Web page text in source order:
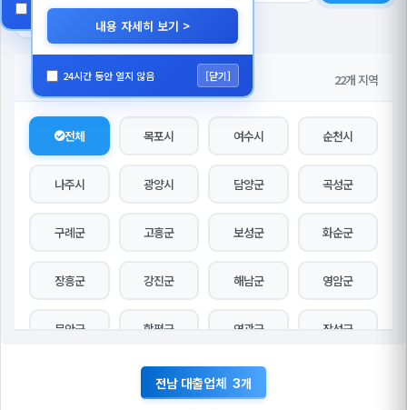
24시간 동안 열지 않음 [닫기]
내용 자세히 보기 >
24시간 동안 열지 않음 [닫기]
경남
전남 세부 지역 22개 지역
전체 목포시 여수시 순천시
나주시 광양시 담양군 곡성군
구례군 고흥군 보성군 화순군
장흥군 강진군 해남군 영암군
무안군 함평군 영광군 장성군
진도군 신안군
전남대출업체 3개